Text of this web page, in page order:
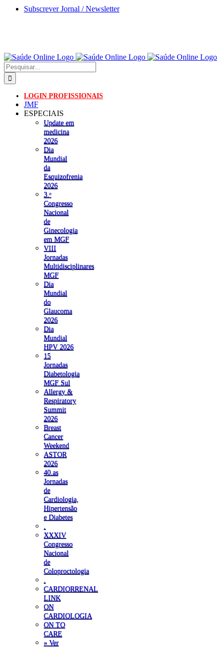
Skip
Subscrever Jornal / Newsletter
Pesquisar
LOGIN PROFISSIONAIS
JMF
ESPECIAIS
Update em
medicina
2026
Dia
Mundial
da
Esquizofrenia
2026
3.ᵒ
Congresso
Nacional
de
Ginecologia
em MGF
VIII
Jornadas
Multidisciplinares
MGF
Dia
Mundial
do
Glaucoma
2026
Dia
Mundial
HPV 2026
15
Jornadas
Diabetologia
MGF Sul
Allergy &
Respiratory
Summit
2026
Breast
Cancer
Weekend
ASTOR
2026
40.as
Jornadas
de
Cardiologia,
Hipertensão
e Diabetes
XXXIV
Congresso
Nacional
de
Coloproctologia
CARDIORRENAL
LINK
ON
CARDIOLOGIA
ON TO
CARE
» Ver